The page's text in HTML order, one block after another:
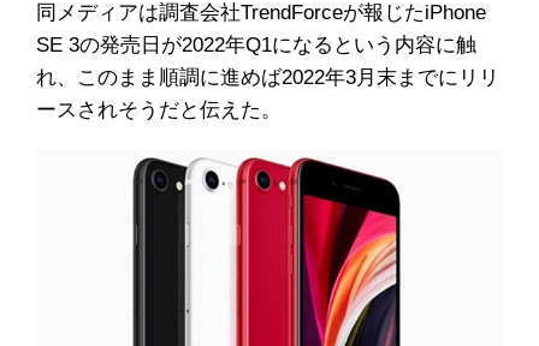
同メディアは調査会社TrendForceが報じたiPhone
SE 3の発売日が2022年Q1になるという内容に触
れ、このまま順調に進めば2022年3月末までにリリ
ースされそうだと伝えた。